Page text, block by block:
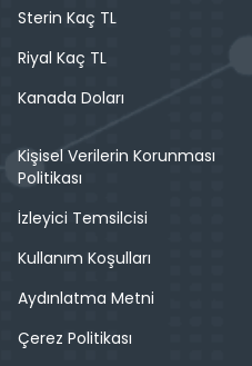
Sterin Kaç TL
Riyal Kaç TL
Kanada Doları
Kişisel Verilerin Korunması
Politikası
İzleyici Temsilcisi
Kullanım Koşulları
Aydınlatma Metni
Çerez Politikası